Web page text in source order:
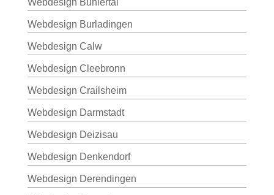
Webdesign Bühlertal
Webdesign Burladingen
Webdesign Calw
Webdesign Cleebronn
Webdesign Crailsheim
Webdesign Darmstadt
Webdesign Deizisau
Webdesign Denkendorf
Webdesign Derendingen